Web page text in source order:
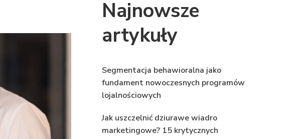
Najnowsze
artykuły
Segmentacja behawioralna jako
fundament nowoczesnych programów
lojalnościowych
Jak uszczelnić dziurawe wiadro
marketingowe? 15 krytycznych